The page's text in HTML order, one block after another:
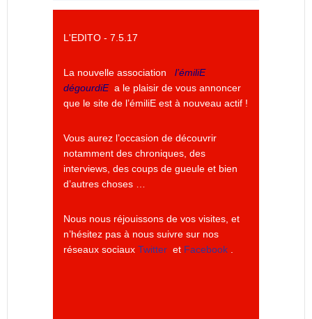
L'EDITO - 7.5.17
La nouvelle association
l’émiliE
dégourdiE a le plaisir de vous annoncer
que le site de l’émiliE est à nouveau actif !
Vous aurez l’occasion de découvrir
notamment des chroniques, des
interviews, des coups de gueule et bien
d’autres choses …
Nous nous réjouissons de vos visites, et
n’hésitez pas à nous suivre sur nos
réseaux sociaux Twitter et Facebook